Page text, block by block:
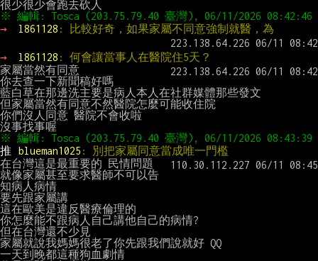
→
l861128 : 比較好奇，如果家屬不同意強制就醫，為
→ l861128 : 何會讓當事人在醫院住5天？
家屬當然有同意
你去查一下新聞稿好嗎
藍白草在那邊洗主要是病人本人在社群媒體那些發文
但家屬當然有同意不然醫院怎麼可能收住院
你們沒人同意 醫院不會收啦
推
blueman1025 : 別把家屬同意當成唯一門檻
在台灣這是最重要的 民情問題
就像家屬甚至要求醫師不可以告
知病人病情
要先跟家屬講
這在歐美是違反醫療倫理的
你怎麼能不跟病人自己講他自己的病情?
但在台灣還不少見
家屬就說我媽媽很老了你先跟我們說就好 QQ
一天到晚都這種狗血劇情